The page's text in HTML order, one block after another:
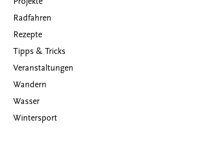
Radfahren
Rezepte
Tipps & Tricks
Veranstaltungen
Wandern
Wasser
Wintersport